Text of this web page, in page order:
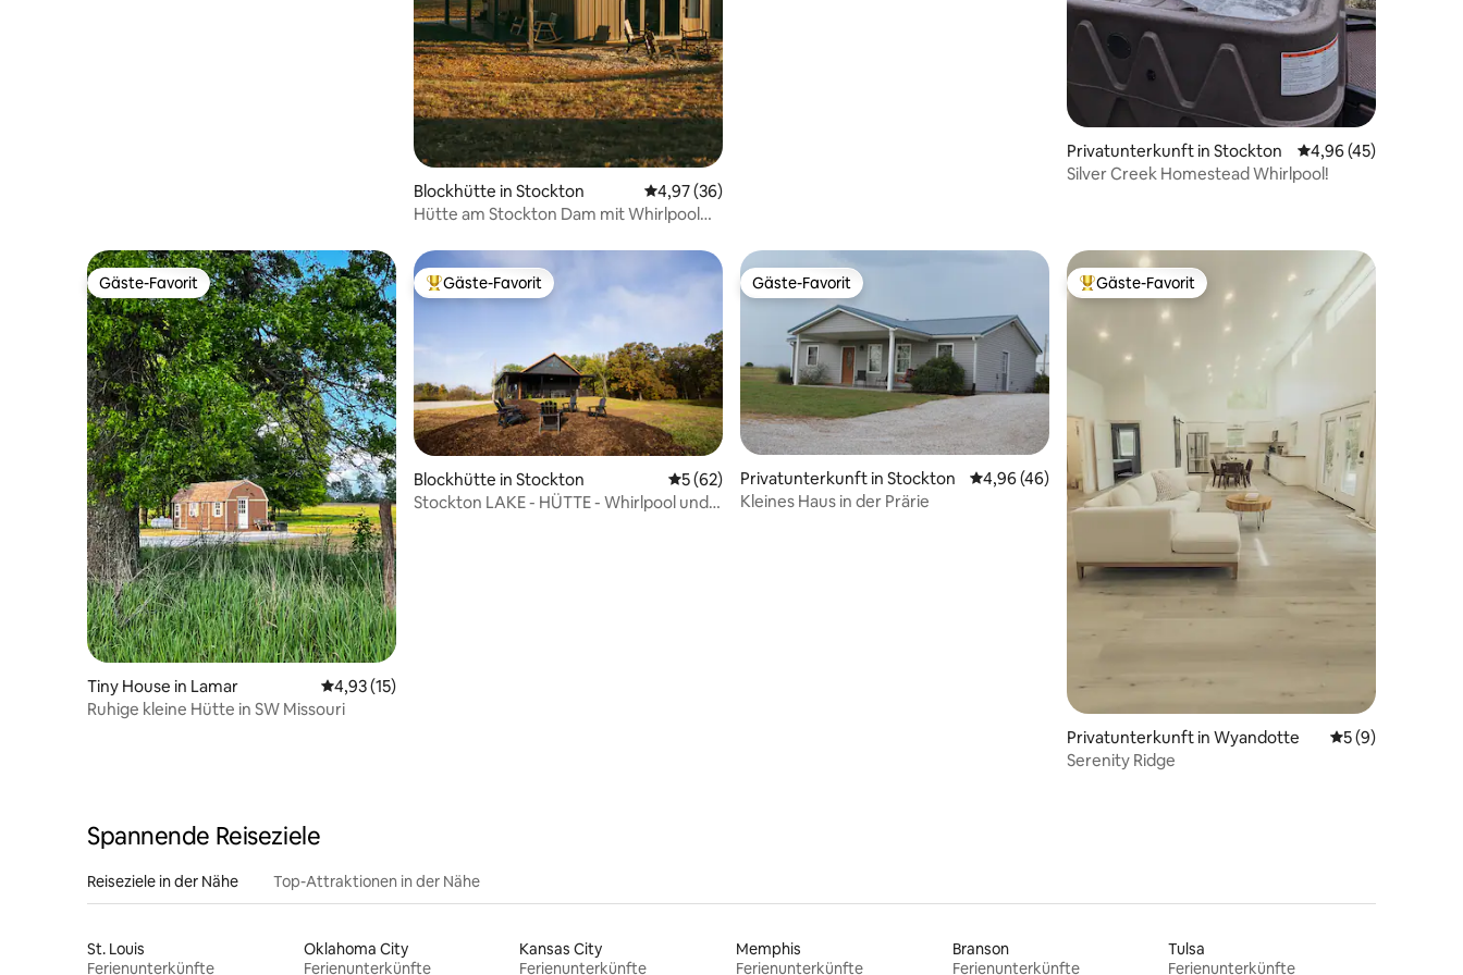
Blockhütte in Stockton Durchschnittliche Bewertung: 4,97 von 5, 36 Bewertungen
4,97 (36)
Hütte am Stockton Dam mit Whirlpool
Privatunterkunft in Stockton Durchschnittliche
4,96 (45)
Silver Creek Homestead Whirlpool!
Gäste-Favorit
Gäste-Favorit
Tiny House in Lamar Durchschnittliche Bewertung: 4,93 von 5, 15 Bewertungen
4,93 (15)
Ruhige kleine Hütte in SW Missouri
Beliebter Gäste-Favorit.
Gäste-Favorit
Blockhütte in Stockton Durchschnittliche Bewertung: 5 von 5, 62 Bewertungen
5 (62)
Stockton LAKE - HÜTTE - Whirlpool und
Gäste-Favorit
Gäste-Favorit
Privatunterkunft in Stockton Durchschnittliche Bewertung: 4,96 von 5, 46 Bewertungen
4,96 (46)
Kleines Haus in der Prärie
Beliebter Gäste-Favorit.
Gäste-Favorit
Privatunterkunft in Wyandotte
5 (9)
Serenity Ridge
Spannende Reiseziele
Reiseziele in der Nähe Top-Attraktionen in der Nähe
St. Louis
Ferienunterkünfte
Oklahoma City
Ferienunterkünfte
Kansas City
Ferienunterkünfte
Memphis
Ferienunterkünfte
Branson
Ferienunterkünfte
Tulsa
Ferienunterkünfte